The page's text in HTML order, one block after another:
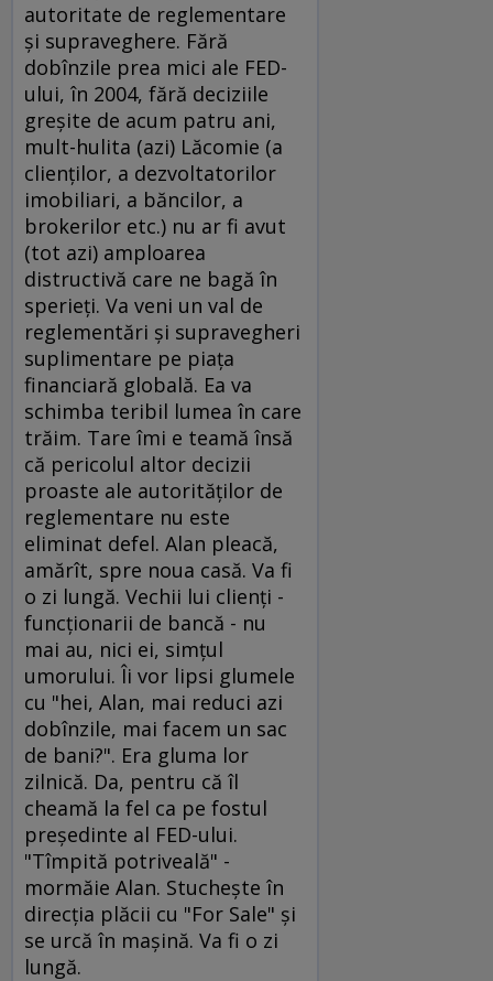
autoritate de reglementare
şi supraveghere. Fără
dobînzile prea mici ale FED-
ului, în 2004, fără deciziile
greşite de acum patru ani,
mult-hulita (azi) Lăcomie (a
clienţilor, a dezvoltatorilor
imobiliari, a băncilor, a
brokerilor etc.) nu ar fi avut
(tot azi) amploarea
distructivă care ne bagă în
sperieţi. Va veni un val de
reglementări şi supravegheri
suplimentare pe piaţa
financiară globală. Ea va
schimba teribil lumea în care
trăim. Tare îmi e teamă însă
că pericolul altor decizii
proaste ale autorităţilor de
reglementare nu este
eliminat defel. Alan pleacă,
amărît, spre noua casă. Va fi
o zi lungă. Vechii lui clienţi -
funcţionarii de bancă - nu
mai au, nici ei, simţul
umorului. Îi vor lipsi glumele
cu "hei, Alan, mai reduci azi
dobînzile, mai facem un sac
de bani?". Era gluma lor
zilnică. Da, pentru că îl
cheamă la fel ca pe fostul
preşedinte al FED-ului.
"Tîmpită potriveală" -
mormăie Alan. Stucheşte în
direcţia plăcii cu "For Sale" şi
se urcă în maşină. Va fi o zi
lungă.